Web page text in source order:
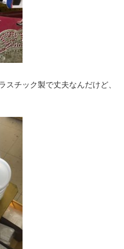
スチック製で丈夫なんだけど、